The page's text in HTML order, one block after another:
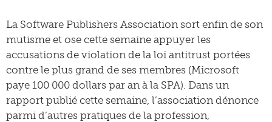
La Software Publishers Association sort enfin de son
mutisme et ose cette semaine appuyer les
accusations de violation de la loi antitrust portées
contre le plus grand de ses membres (Microsoft
paye 100 000 dollars par an à la SPA). Dans un
rapport publié cette semaine, l’association dénonce
parmi d’autres pratiques de la profession,